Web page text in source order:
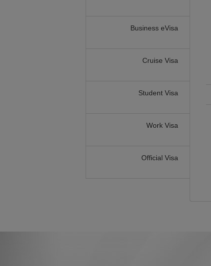
Business eVisa
Cruise Visa
Student Visa
Work Visa
Official Visa